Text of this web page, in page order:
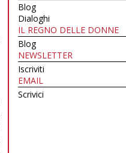
Blog
Dialoghi
IL REGNO DELLE DONNE
Blog
NEWSLETTER
Iscriviti
EMAIL
Scrivici